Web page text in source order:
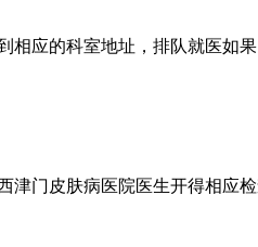
相应的科室地址，排队就医如
津门皮肤病医院医生开得相应检